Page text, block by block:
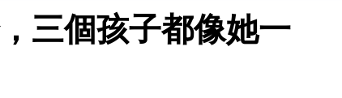
三個孩子都像她一